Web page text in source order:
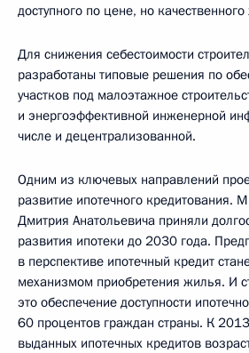
доступного по цене, но
Для снижения себестоимости
разработаны типовые решения по
участков под малоэтажное
и энергоэффективной инженерной
числе и децентрализованной.
Одним из ключевых направлений
развитие ипотечного кредитования.
Дмитрия Анатольевича приняли
развития ипотеки до 2030 года.
в перспективе ипотечный кредит
механизмом приобретения жилья. И
это обеспечение доступности
60 процентов граждан страны. К
выданных ипотечных кредитов